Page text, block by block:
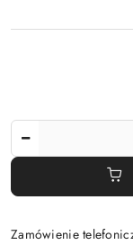
Zamówienie